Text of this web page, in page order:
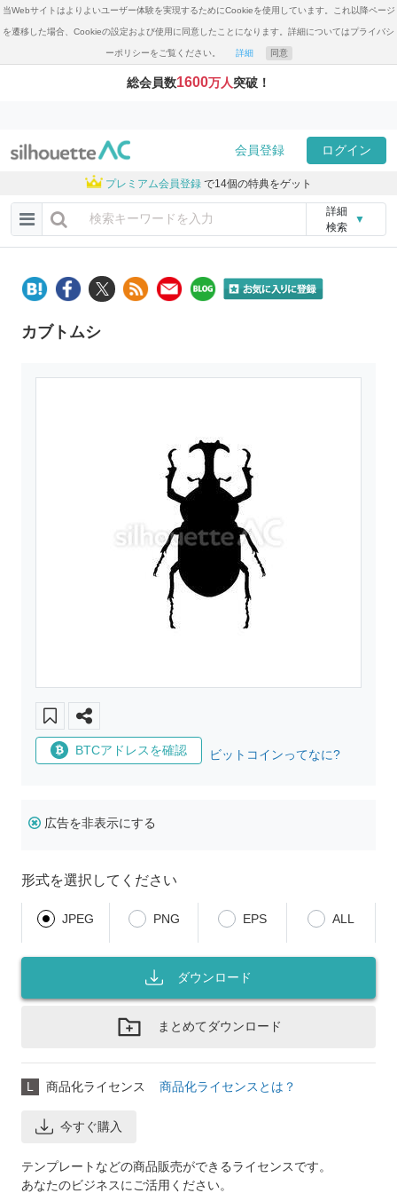
当Webサイトはよりよいユーザー体験を実現するためにCookieを使用しています。これ以降ページ
を遷移した場合、Cookieの設定および使用に同意したことになります。詳細についてはプライバシ
ーポリシーをご覧ください。 詳細 同意
総会員数1600万人突破！
会員登録 ログイン
プレミアム会員登録 で14個の特典をゲット
詳細
検索
▼
カブトムシ
BTCアドレスを確認 ビットコインってなに?
広告を非表示にする
形式を選択してください
JPEG PNG EPS ALL
ダウンロード
まとめてダウンロード
L 商品化ライセンス 商品化ライセンスとは？
今すぐ購入
テンプレートなどの商品販売ができるライセンスです。
あなたのビジネスにご活用ください。